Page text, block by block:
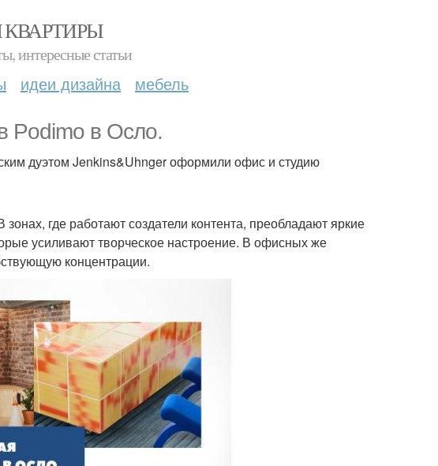
КВАРТИРЫ
интересные статьи
идеи дизайна мебель
Podimo в Осло.
дуэтом Jenkins&Uhnger оформили офис и студию
где работают создатели контента, преобладают яркие
усиливают творческое настроение. В офисных же
концентрации.